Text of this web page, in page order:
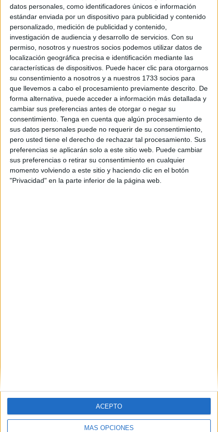
datos personales, como identificadores únicos e información
estándar enviada por un dispositivo para publicidad y contenido
personalizado, medición de publicidad y contenido,
investigación de audiencia y desarrollo de servicios. Con su
permiso, nosotros y nuestros socios podemos utilizar datos de
localización geográfica precisa e identificación mediante las
características de dispositivos. Puede hacer clic para otorgarnos
su consentimiento a nosotros y a nuestros 1733 socios para
que llevemos a cabo el procesamiento previamente descrito. De
forma alternativa, puede acceder a información más detallada y
cambiar sus preferencias antes de otorgar o negar su
consentimiento. Tenga en cuenta que algún procesamiento de
sus datos personales puede no requerir de su consentimiento,
pero usted tiene el derecho de rechazar tal procesamiento. Sus
preferencias se aplicarán solo a este sitio web. Puede cambiar
sus preferencias o retirar su consentimiento en cualquier
momento volviendo a este sitio y haciendo clic en el botón
"Privacidad" en la parte inferior de la página web.
MÁS OPCIONES
ACEPTO
2026
POR DIEGO NARANJO 21/07/2026 0
El Recinto Ferial va tomando forma, pero aún
queda mucho por hacer
POR EVA CEREZO 20/07/2026 0
El remo vikingo: la celebración viral de
Noruega llega a Ceuta
POR ISABEL JIMÉNEZ 20/07/2026 1
La celebración por la victoria de España deja
una herida tras caer de un vehículo en La
Marina
POR BEATRIZ MARTÍNEZ 15/07/2026 7
Ya huele a feria: la portada está casi finalizada
POR NIEVES ESTÉVEZ 12/07/2026